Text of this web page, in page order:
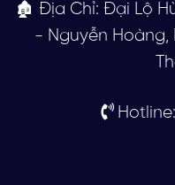
🏚 Địa Chỉ: Đại Lộ
- Nguyễn Hoàng,
Hotline: